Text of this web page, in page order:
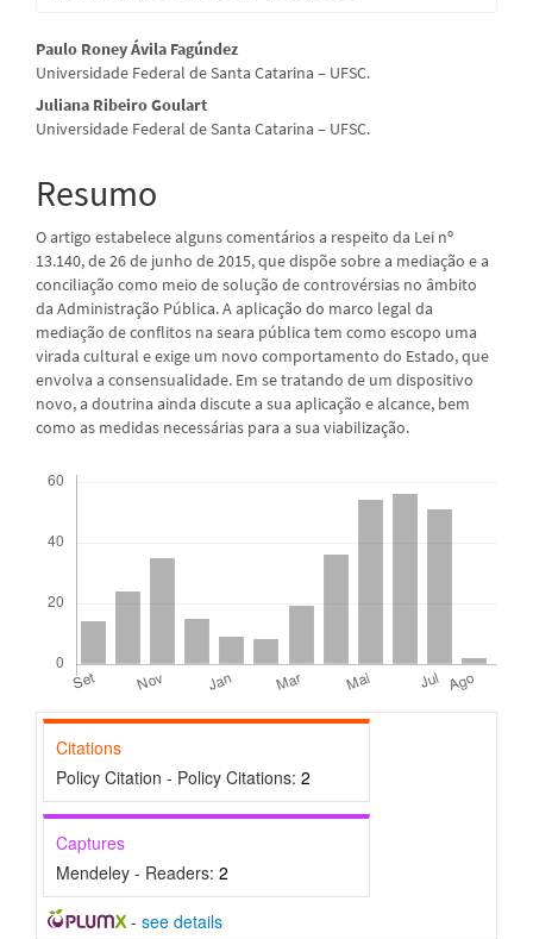
Conteúdo
do
artigo
principal
Paulo Roney Ávila Fagúndez
Universidade Federal de Santa Catarina – UFSC.
Juliana Ribeiro Goulart
Universidade Federal de Santa Catarina – UFSC.
Resumo
O artigo estabelece alguns comentários a respeito da Lei nº
13.140, de 26 de junho de 2015, que dispõe sobre a mediação e a
conciliação como meio de solução de controvérsias no âmbito
da Administração Pública. A aplicação do marco legal da
mediação de conflitos na seara pública tem como escopo uma
virada cultural e exige um novo comportamento do Estado, que
envolva a consensualidade. Em se tratando de um dispositivo
novo, a doutrina ainda discute a sua aplicação e alcance, bem
como as medidas necessárias para a sua viabilização.
Citations
Policy Citation - Policy Citations: 2
Captures
Mendeley - Readers: 2
- see details